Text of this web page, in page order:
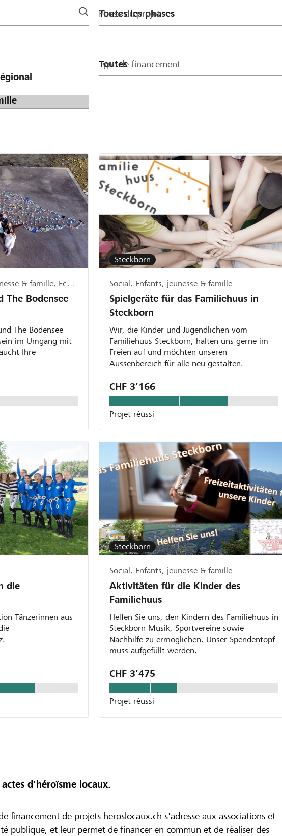
Phase du projet
Type de financement
Evénements, Enfants, jeunesse & famille, Ecologie
The Bodensee
The Bodensee
im Umgang mit
Ihre
Steckborn
Social, Enfants, jeunesse & famille
Spielgeräte für das Familiehuus in
Steckborn
Wir, die Kinder und Jugendlichen vom
Familiehuus Steckborn, halten uns gerne im
Freien auf und möchten unseren
Aussenbereich für alle neu gestalten.
CHF 3’166
Projet réussi
die
Tänzerinnen aus
Steckborn
Social, Enfants, jeunesse & famille
Aktivitäten für die Kinder des
Familiehuus
Helfen Sie uns, den Kindern des Familiehuus in
Steckborn Musik, Sportvereine sowie
Nachhilfe zu ermöglichen. Unser Spendentopf
muss aufgefüllt werden.
CHF 3’475
Projet réussi
d'héroïsme locaux.
financement de projets heroslocaux.ch s'adresse aux associations et
publique, et leur permet de financer en commun et de réaliser des